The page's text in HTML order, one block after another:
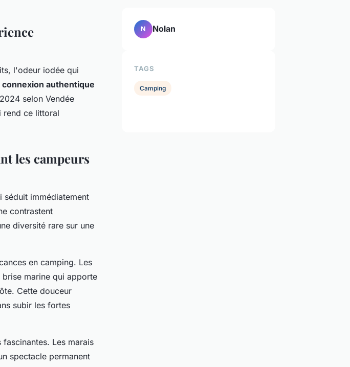
l'odeur iodée qui
connexion authentique
selon Vendée
rend ce littoral
les campeurs
séduit immédiatement
contrastent
diversité rare sur une
en camping. Les
marine qui apporte
Cette douceur
subir les fortes
Les marais
spectacle permanent
N Nolan
TAGS
Camping